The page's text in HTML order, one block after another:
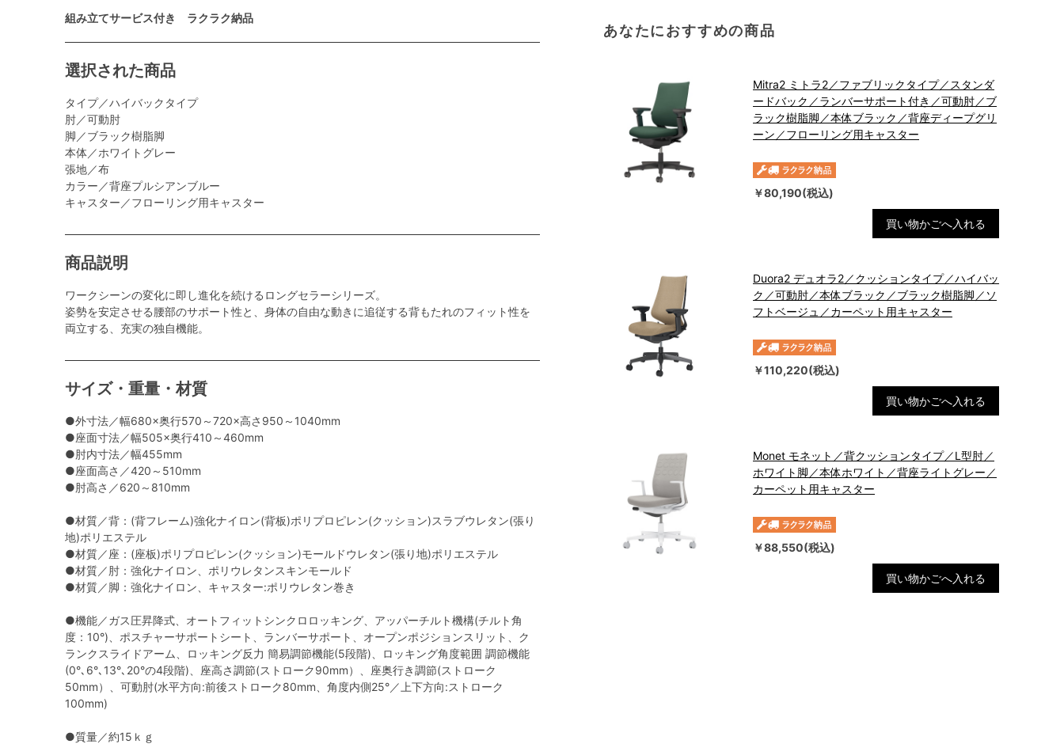
組み立てサービス付き ラクラク納品
選択された商品
タイプ／ハイバックタイプ
肘／可動肘
脚／ブラック樹脂脚
本体／ホワイトグレー
張地／布
カラー／背座プルシアンブルー
キャスター／フローリング用キャスター
商品説明
ワークシーンの変化に即し進化を続けるロングセラーシリーズ。
姿勢を安定させる腰部のサポート性と、身体の自由な動きに追従する背もたれのフィット性を
両立する、充実の独自機能。
サイズ・重量・材質
●外寸法／幅680×奥行570～720×高さ950～1040mm
●座面寸法／幅505×奥行410～460mm
●肘内寸法／幅455mm
●座面高さ／420～510mm
●肘高さ／620～810mm
●材質／背：(背フレーム)強化ナイロン(背板)ポリプロピレン(クッション)スラブウレタン(張り
地)ポリエステル
●材質／座：(座板)ポリプロピレン(クッション)モールドウレタン(張り地)ポリエステル
●材質／肘：強化ナイロン、ポリウレタンスキンモールド
●材質／脚：強化ナイロン、キャスター:ポリウレタン巻き
●機能／ガス圧昇降式、オートフィットシンクロロッキング、アッパーチルト機構(チルト角
度：10°)、ポスチャーサポートシート、ランバーサポート、オープンポジションスリット、ク
ランクスライドアーム、ロッキング反力 簡易調節機能(5段階)、ロッキング角度範囲 調節機能
(0°､6°､13°､20°の4段階)、座高さ調節(ストローク90mm）、座奥行き調節(ストローク
50mm）、可動肘(水平方向:前後ストローク80mm、角度内側25°／上下方向:ストローク
100mm)
●質量／約15ｋｇ
あなたにおすすめの商品
Mitra2 ミトラ2／ファブリックタイプ／スタンダ
ードバック／ランバーサポート付き／可動肘／ブ
ラック樹脂脚／本体ブラック／背座ディープグリ
ーン／フローリング用キャスター
￥80,190(税込)
買い物かごへ入れる
Duora2 デュオラ2／クッションタイプ／ハイバッ
ク／可動肘／本体ブラック／ブラック樹脂脚／ソ
フトベージュ／カーペット用キャスター
￥110,220(税込)
買い物かごへ入れる
Monet モネット／背クッションタイプ／L型肘／
ホワイト脚／本体ホワイト／背座ライトグレー／
カーペット用キャスター
￥88,550(税込)
買い物かごへ入れる